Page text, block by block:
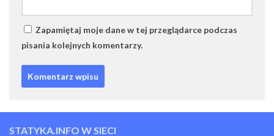
Zapamiętaj moje dane w tej przeglądarce podczas
pisania kolejnych komentarzy.
STATYKA.INFO W SIECI